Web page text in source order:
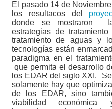
El pasado 14 de Noviembre
los resultados del
donde se mostraron
estrategias de
tratamiento de aguas y
tecnologías están
paradigma en el
que permita el desarrollo
los EDAR del siglo XXI.
solamente hay que
de los EDAR, sino
viabilidad económica